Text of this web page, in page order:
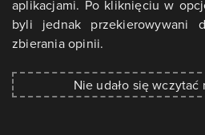
aplikacjami. Po kliknięciu w
byli jednak przekierowywani
zbierania opinii.
Nie udało się wczytać